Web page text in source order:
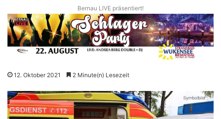
Bernau LIVE präsentiert!
12. Oktober 2021 2 Minute(n) Lesezeit